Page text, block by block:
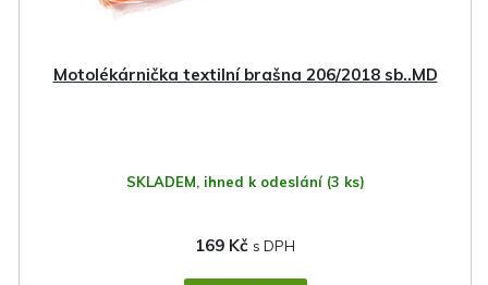
Motolékárnička textilní brašna 206/2018 sb..MD
SKLADEM, ihned k odeslání (3 ks)
169 Kč